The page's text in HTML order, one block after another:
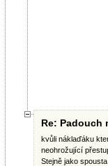
Re: Padouch
kvůli náklaďáku
neohrožující
Stejně jako